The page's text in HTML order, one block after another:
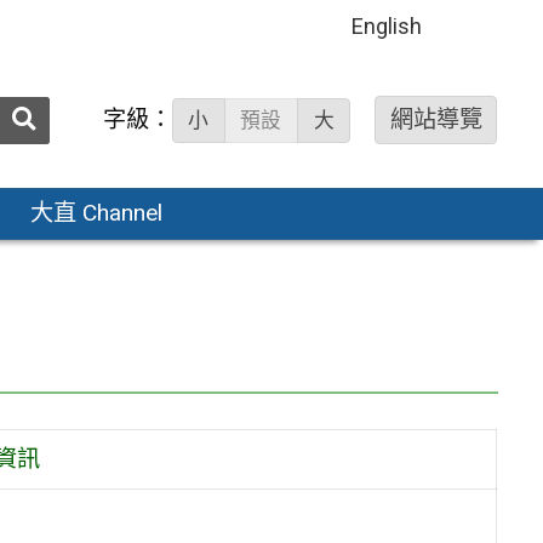
English
送出 字級： 小 預設 大 網站導覽
大直 Channel
訊